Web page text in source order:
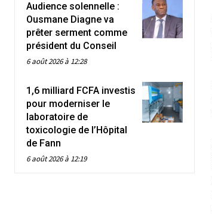
Audience solennelle :
Ousmane Diagne va
prêter serment comme
président du Conseil
6 août 2026 à 12:28
1,6 milliard FCFA investis
pour moderniser le
laboratoire de
toxicologie de l’Hôpital
de Fann
6 août 2026 à 12:19